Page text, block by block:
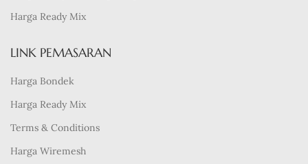
Harga Ready Mix
LINK PEMASARAN
Harga Bondek
Harga Ready Mix
Terms & Conditions
Harga Wiremesh